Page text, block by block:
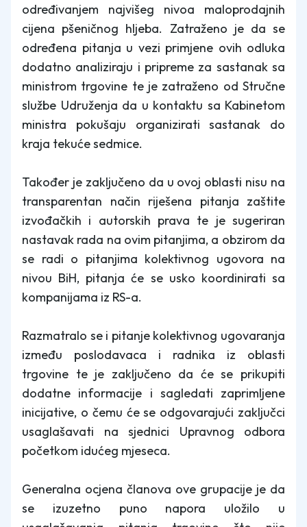
određivanjem najvišeg nivoa maloprodajnih
cijena pšeničnog hljeba. Zatraženo je da se
određena pitanja u vezi primjene ovih odluka
dodatno analiziraju i pripreme za sastanak sa
ministrom trgovine te je zatraženo od Stručne
službe Udruženja da u kontaktu sa Kabinetom
ministra pokušaju organizirati sastanak do
kraja tekuće sedmice.
Također je zaključeno da u ovoj oblasti nisu na
transparentan način riješena pitanja zaštite
izvođačkih i autorskih prava te je sugeriran
nastavak rada na ovim pitanjima, a obzirom da
se radi o pitanjima kolektivnog ugovora na
nivou BiH, pitanja će se usko koordinirati sa
kompanijama iz RS-a.
Razmatralo se i pitanje kolektivnog ugovaranja
između poslodavaca i radnika iz oblasti
trgovine te je zaključeno da će se prikupiti
dodatne informacije i sagledati zaprimljene
inicijative, o čemu će se odgovarajući zaključci
usaglašavati na sjednici Upravnog odbora
početkom idućeg mjeseca.
Generalna ocjena članova ove grupacije je da
se izuzetno puno napora uložilo u